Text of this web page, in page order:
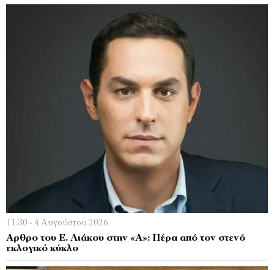
11:30 - 4 Αυγούστου 2026
Αρθρο του Ε. Λιάκου στην «Α»: Πέρα από τον στενό
εκλογικό κύκλο